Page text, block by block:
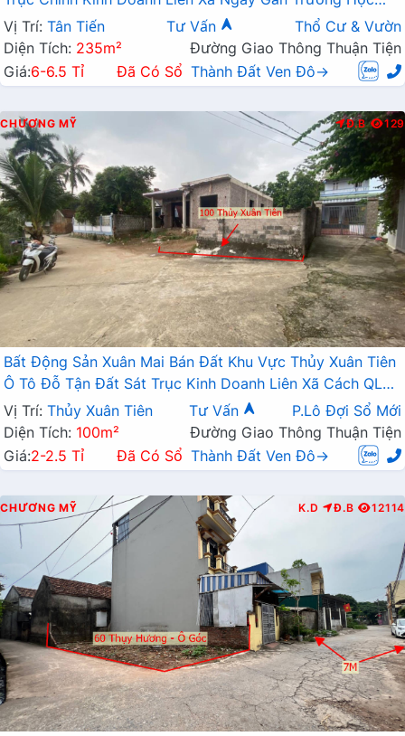
Các Cấp
Vị Trí: Tân Tiến Tư Vấn
Thổ Cư & Vườn
Diện Tích: 235m²
Đường Giao Thông Thuận Tiện
Giá:6-6.5 Tỉ Đã Có Sổ Thành Đất Ven Đô→
CHƯƠNG MỸ Đ.B 129
Bất Động Sản Xuân Mai Bán Đất Khu Vực Thủy Xuân Tiên
Ô Tô Đỗ Tận Đất Sát Trục Kinh Doanh Liên Xã Cách QL6A
Chỉ Vài Trăm Mét
Vị Trí: Thủy Xuân Tiên Tư Vấn
P.Lô Đợi Sổ Mới
Diện Tích: 100m²
Đường Giao Thông Thuận Tiện
Giá:2-2.5 Tỉ Đã Có Sổ Thành Đất Ven Đô→
CHƯƠNG MỸ K.D Đ.B 12114